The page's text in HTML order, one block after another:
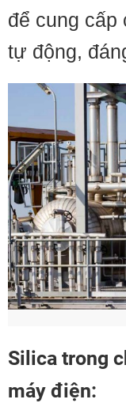
để cung cấp
tự động,
Silica trong
máy điện: